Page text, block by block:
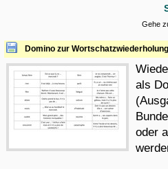
Gehe
Domino zur
als
oder